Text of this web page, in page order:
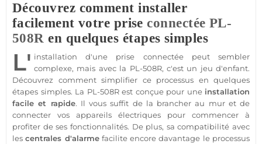
Découvrez comment installer
facilement votre priseconnectée PL-
508R en quelques étapes simples
L' installation d'une prise connectéepeut sembler
complexe, mais avec la PL-508R, c'est un jeu d'enfant.
Découvrez comment simplifier ce processus en quelques
étapes simples. La PL-508Rest conçue pour une installation
facile et rapide. Il vous suffit de la brancher au mur et de
connecter vos appareils électriques pour commencer à
profiter de ses fonctionnalités. De plus, sa compatibilité avec
lescentrales d'alarmefacilite encore davantage le processus